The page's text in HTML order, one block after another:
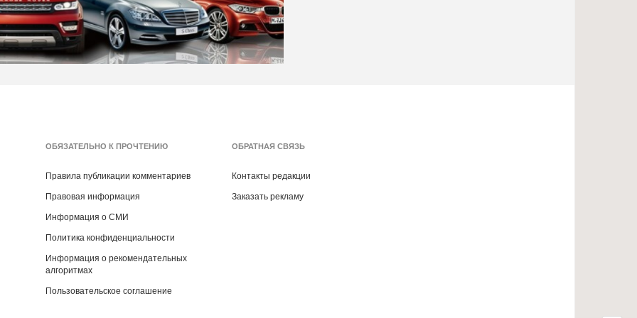
ОБЯЗАТЕЛЬНО К ПРОЧТЕНИЮ
Правила публикации комментариев
Правовая информация
Информация о СМИ
Политика конфиденциальности
Информация о рекомендательных
алгоритмах
Пользовательское соглашение
ОБРАТНАЯ СВЯЗЬ
Контакты редакции
Заказать рекламу